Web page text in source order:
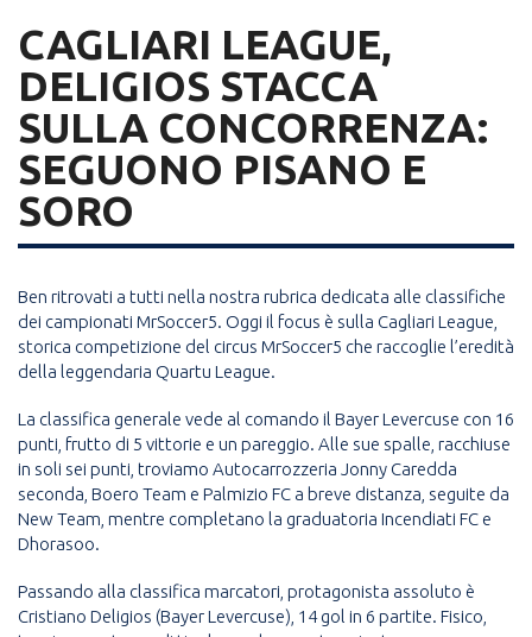
CAGLIARI LEAGUE,
DELIGIOS STACCA
SULLA CONCORRENZA:
SEGUONO PISANO E
SORO
Ben ritrovati a tutti nella nostra rubrica dedicata alle classifiche
dei campionati MrSoccer5. Oggi il focus è sulla Cagliari League,
storica competizione del circus MrSoccer5 che raccoglie l’eredità
della leggendaria Quartu League.
La classifica generale vede al comando il Bayer Levercuse con 16
punti, frutto di 5 vittorie e un pareggio. Alle sue spalle, racchiuse
in soli sei punti, troviamo Autocarrozzeria Jonny Caredda
seconda, Boero Team e Palmizio FC a breve distanza, seguite da
New Team, mentre completano la graduatoria Incendiati FC e
Dhorasoo.
Passando alla classifica marcatori, protagonista assoluto è
Cristiano Deligios (Bayer Levercuse), 14 gol in 6 partite. Fisico,